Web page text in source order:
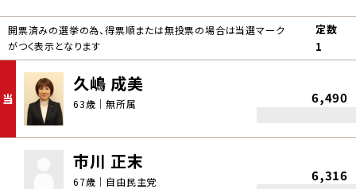
開票済みの選挙の為、得票順または無投票の場合は当選マーク
がつく表示となります
定数
1
当
久嶋 成美
63歳｜無所属 6,490
市川 正末
67歳｜自由民主党 6,316